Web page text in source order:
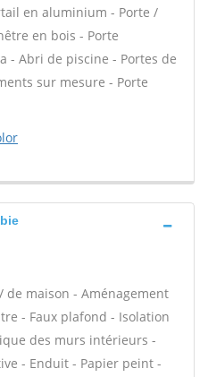
en aluminium - Porte /
en bois - Porte
- Abri de piscine - Portes de
sur mesure - Porte
de maison - Aménagement
- Faux plafond - Isolation
des murs intérieurs -
- Enduit - Papier peint -